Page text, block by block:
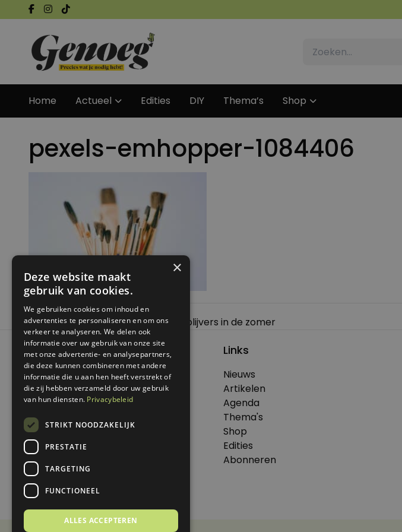
Home Actueel Edities DIY Thema’s Shop
pexels-emhopper-1084406
Bericht
navigatie
Previous: Creatieve tips voor thuisblijvers in de zomer
© 2026 Genoeg .
Alle rechten voorbehouden.
Dit is een uitgave van Virtùmedia
Links
Nieuws
Artikelen
Agenda
Thema's
Shop
Edities
Abonneren
×
Deze website maakt
gebruik van cookies.
We gebruiken cookies om inhoud en
advertenties te personaliseren en om ons
verkeer te analyseren. We delen ook
informatie over uw gebruik van onze site
met onze advertentie- en analysepartners,
die deze kunnen combineren met andere
informatie die u aan hen heeft verstrekt of
die zij hebben verzameld door uw gebruik
van hun diensten. Privacybeleid
STRIKT NOODZAKELIJK
PRESTATIE
TARGETING
FUNCTIONEEL
ALLES ACCEPTEREN